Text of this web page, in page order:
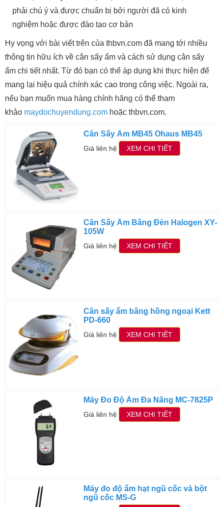
phải chú ý và được chuẩn bị bởi người đã có kinh
nghiệm hoặc được đào tạo cơ bản
Hy vọng với bài viết trên của thbvn.com đã mang tới nhiều
thông tin hữu ích về cân sấy ẩm và cách sử dụng cân sấy
ẩm chi tiết nhất. Từ đó bạn có thể áp dụng khi thực hiện để
mang lại hiệu quả chính xác cao trong công việc. Ngoài ra,
nếu bạn muốn mua hàng chính hãng có thể tham
khảo maydochuyendung.com hoặc thbvn.com.
Cân Sấy Ẩm MB45 Ohaus MB45
Giá liên hệ XEM CHI TIẾT
Cân Sấy Ẩm Bằng Đèn Halogen XY-
105W
Giá liên hệ XEM CHI TIẾT
Cân sấy ẩm bằng hồng ngoại Kett
PD-660
Giá liên hệ XEM CHI TIẾT
Máy Đo Độ Ẩm Đa Năng MC-7825P
Giá liên hệ XEM CHI TIẾT
Máy đo độ ẩm hạt ngũ cốc và bột
ngũ cốc MS-G